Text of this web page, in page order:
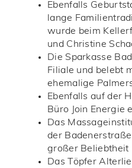
Ebenfalls
lange
wurde beim
und Christine
Die Sparkasse
Filiale und belebt
ehemalige
Ebenfalls auf der
Büro Join Energie
Das
der
großer Beliebtheit
Das Töpfer